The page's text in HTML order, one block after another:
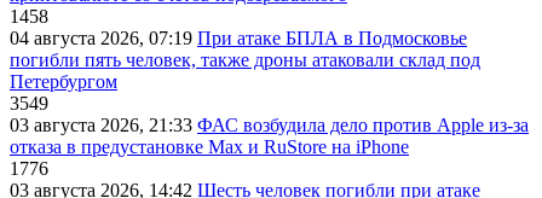
1458
04 августа 2026, 07:19 При атаке БПЛА в Подмосковье
погибли пять человек, также дроны атаковали склад под
Петербургом
3549
03 августа 2026, 21:33 ФАС возбудила дело против Apple из-за
отказа в предустановке Max и RuStore на iPhone
1776
03 августа 2026, 14:42 Шесть человек погибли при атаке